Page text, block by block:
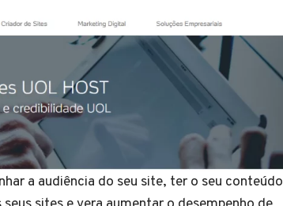
a audiência do seu site, ter o seu conteúdo